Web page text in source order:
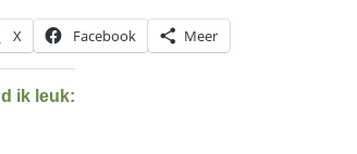
X Facebook Meer
ik leuk: